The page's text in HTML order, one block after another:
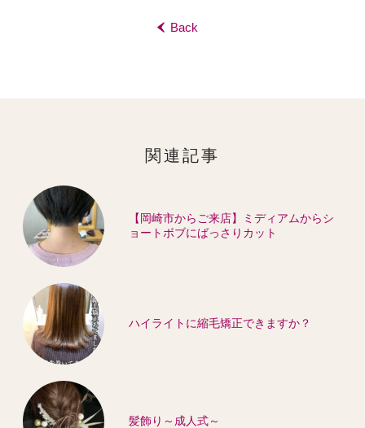
‹ Back
関連記事
【岡崎市からご来店】ミディアムからシ
ョートボブにばっさりカット
ハイライトに縮毛矯正できますか？
髪飾り～成人式～